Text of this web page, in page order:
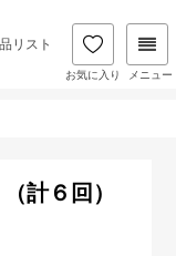
リスト
お気に入り メニュー
計６回）